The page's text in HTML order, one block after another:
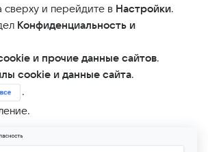
сверху и перейдите в Настройки.
Конфиденциальность и
и прочие данные сайтов.
cookie и данные сайта.
.